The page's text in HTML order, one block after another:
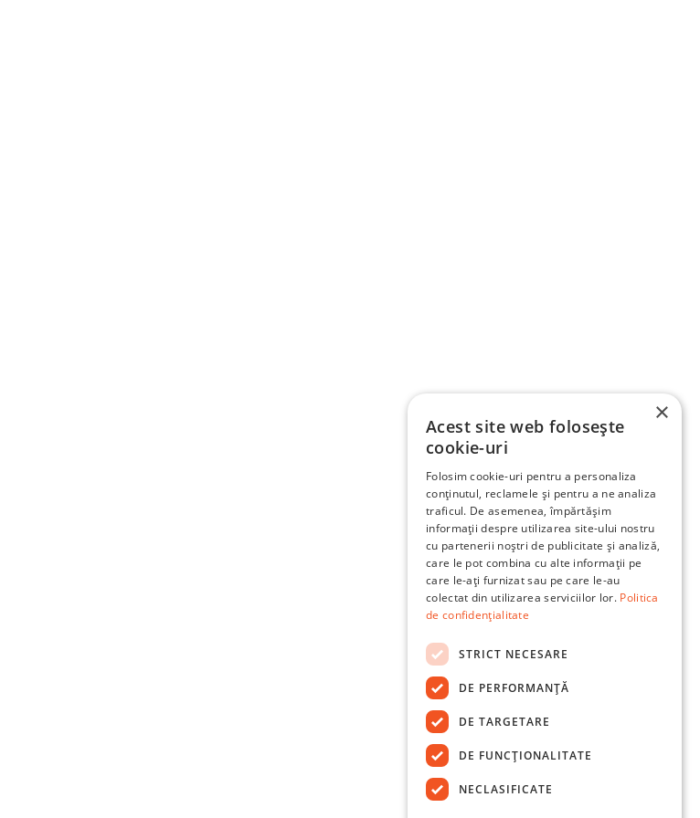
×
Acest site web folosește
cookie-uri
Folosim cookie-uri pentru a personaliza
conținutul, reclamele și pentru a ne analiza
traficul. De asemenea, împărtășim
informații despre utilizarea site-ului nostru
cu partenerii noștri de publicitate și analiză,
care le pot combina cu alte informații pe
care le-ați furnizat sau pe care le-au
colectat din utilizarea serviciilor lor. Politica
de confidențialitate
STRICT NECESARE
DE PERFORMANȚĂ
DE TARGETARE
DE FUNCŢIONALITATE
NECLASIFICATE